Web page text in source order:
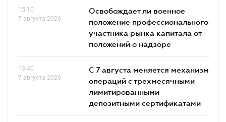
15.10
7 августа 2026
Освобождает ли военное
положение профессионального
участника рынка капитала от
положений о надзоре
13.40
7 августа 2026
С 7 августа меняется механизм
операций с трехмесячными
лимитированными
депозитными сертификатами